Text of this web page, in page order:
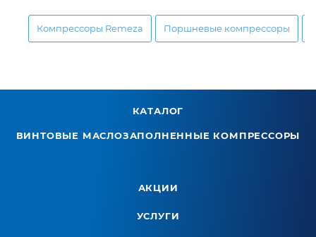
Компрессоры Remeza Поршневые компрессоры
КАТАЛОГ
ВИНТОВЫЕ МАСЛОЗАПОЛНЕННЫЕ КОМПРЕССОРЫ
АКЦИИ
УСЛУГИ